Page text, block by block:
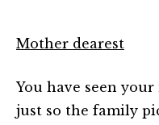
Mother dearest
You have seen
just so the family